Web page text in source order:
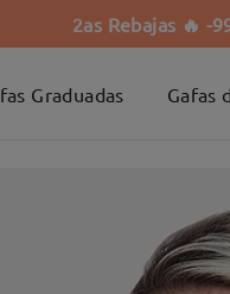
2as Rebajas 🔥 -
Graduadas Gafas